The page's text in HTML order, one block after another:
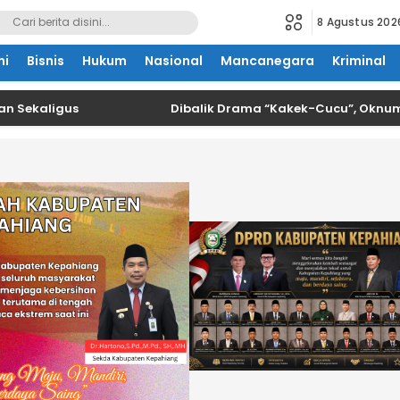
8 Agustus
Bisnis Hukum Nasional Mancanegara Kriminal
Dibalik Drama “Kakek-Cucu”, Oknum